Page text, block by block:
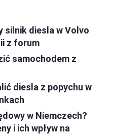
silnik diesla w Volvo
z forum
samochodem z
diesla z popychu w
w Niemczech?
i ich wpływ na